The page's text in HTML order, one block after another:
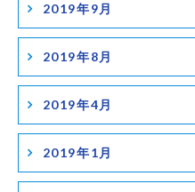
2019年9月
2019年8月
2019年4月
2019年1月